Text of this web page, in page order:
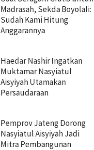
Madrasah, Sekda Boyolali:
Sudah Kami Hitung
Anggarannya
Haedar Nashir Ingatkan
Muktamar Nasyiatul
Aisyiyah Utamakan
Persaudaraan
Pemprov Jateng Dorong
Nasyiatul Aisyiyah Jadi
Mitra Pembangunan